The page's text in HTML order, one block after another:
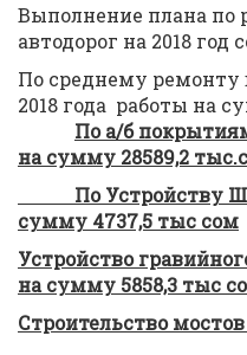
Выполнение плана по
автодорог на 2018 год
По среднему ремонту
2018 года работы на
По а/б
на сумму 28589,2
По Устройству
сумму 4737,5 тыс сом
Устройство
на сумму 5858,3 тыс
Строительство